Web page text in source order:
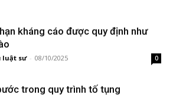
kháng cáo được quy định như
luật sư - 08/10/2025 0
trong quy trình tố tụng